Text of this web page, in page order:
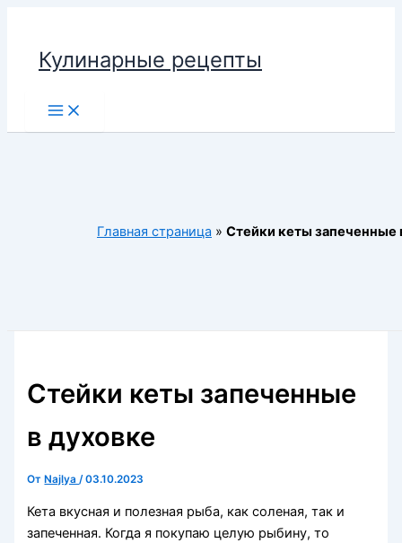
содержимому
Кулинарные рецепты
Main
Menu
Главная страница » Стейки кеты запеченные
Стейки кеты запеченные
в духовке
От Najlya/03.10.2023
Кета вкусная и полезная рыба, как соленая, так и
запеченная. Когда я покупаю целую рыбину, то